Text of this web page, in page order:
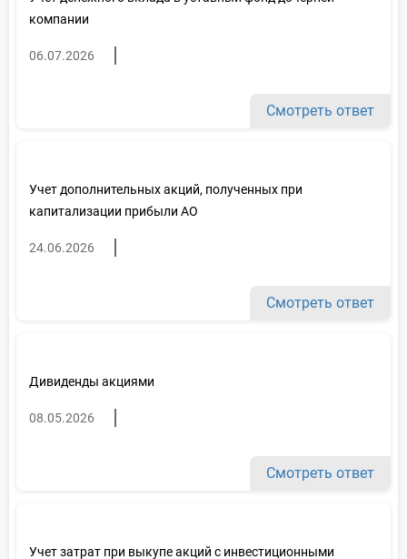
компании
06.07.2026
Смотреть ответ
Учет дополнительных акций, полученных при
капитализации прибыли АО
24.06.2026
Смотреть ответ
Дивиденды акциями
08.05.2026
Смотреть ответ
Учет затрат при выкупе акций с инвестиционными